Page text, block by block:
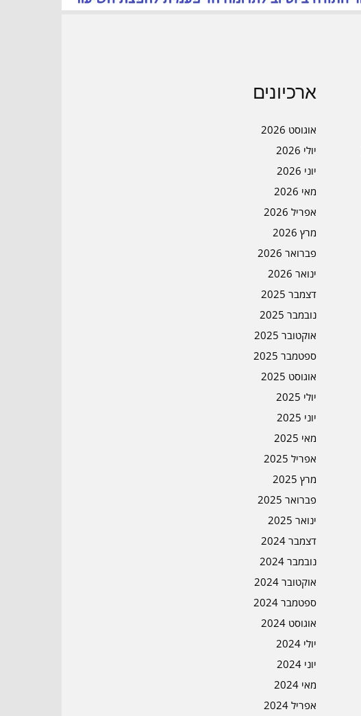
ארכיונים
אוגוסט 2026
יולי 2026
יוני 2026
מאי 2026
אפריל 2026
מרץ 2026
פברואר 2026
ינואר 2026
דצמבר 2025
נובמבר 2025
אוקטובר 2025
ספטמבר 2025
אוגוסט 2025
יולי 2025
יוני 2025
מאי 2025
אפריל 2025
מרץ 2025
פברואר 2025
ינואר 2025
דצמבר 2024
נובמבר 2024
אוקטובר 2024
ספטמבר 2024
אוגוסט 2024
יולי 2024
יוני 2024
מאי 2024
אפריל 2024